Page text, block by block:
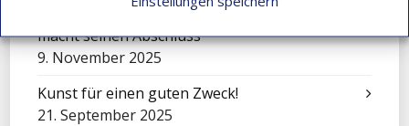
Über sich hinauswachsen: Juan Camilo Vidal
macht seinen Abschluss
9. November 2025
Kunst für einen guten Zweck!
21. September 2025